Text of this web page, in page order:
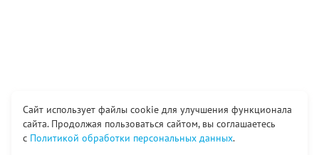
Сайт использует файлы cookie для улучшения функционала
сайта. Продолжая пользоваться сайтом, вы соглашаетесь
с Политикой обработки персональных данных.